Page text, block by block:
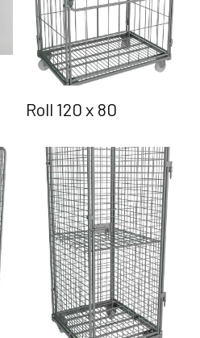
Roll 120 x 80